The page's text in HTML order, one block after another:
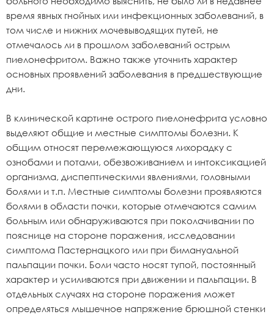
время явных гнойных или инфекционных заболеваний, в
том числе и нижних мочевыводящих путей, не
отмечалось ли в прошлом заболеваний острым
пиелонефритом. Важно также уточнить характер
основных проявлений заболевания в предшествующие
дни.
В клинической картине острого пиелонефрита условно
выделяют общие и местные симптомы болезни. К
общим относят перемежающуюся лихорадку с
ознобами и потами, обезвоживанием и интоксикацией
организма, диспептическими явлениями, головными
болями и т.п. Местные симптомы болезни проявляются
болями в области почки, которые отмечаются самим
больным или обнаруживаются при поколачивании по
пояснице на стороне поражения, исследовании
симптома Пастернацкого или при бимануальной
пальпации почки. Боли часто носят тупой, постоянный
характер и усиливаются при движении и пальпации. В
отдельных случаях на стороне поражения может
определяться мышечное напряжение брюшной стенки